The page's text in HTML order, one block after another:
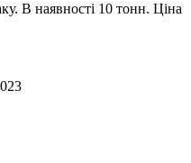
В наявності 10 тонн. Ціна